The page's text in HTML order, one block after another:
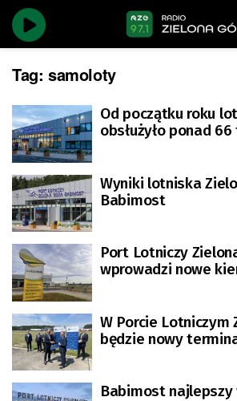
Tag: samoloty
Od początku roku
obsłużyło ponad
Wyniki lotniska
Babimost
Port Lotniczy
wprowadzi nowe
W Porcie Lotniczym
będzie nowy
Babimost najlepszy